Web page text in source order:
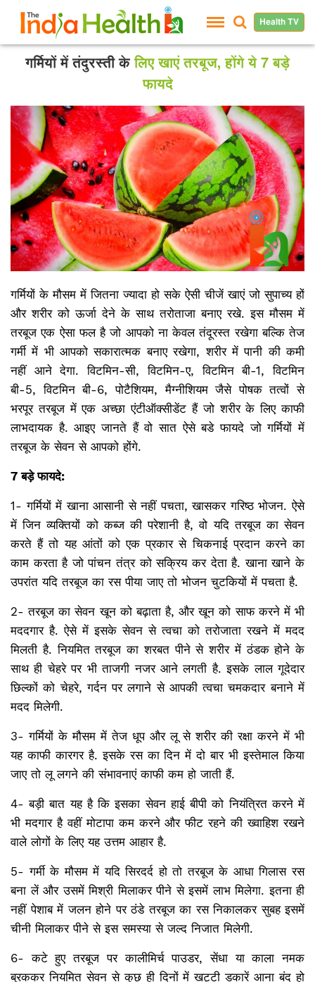
Health TV
गर्मियों में तंदुरस्ती केलिए खाएं तरबूज, होंगे ये 7 बड़े
फायदे
गर्मियों के मौसम में जितना ज्यादा हो सके ऐसी चीजें खाएं जो सुपाच्य हों
और शरीर को ऊर्जा देने के साथ तरोताजा बनाए रखे. इस मौसम में
तरबूज एक ऐसा फल है जो आपको ना केवल तंदूरस्त रखेगा बल्कि तेज
गर्मी में भी आपको सकारात्मक बनाए रखेगा, शरीर में पानी की कमी
नहीं आने देगा. विटमिन-सी, विटमिन-ए, विटमिन बी-1, विटमिन
बी-5, विटमिन बी-6, पोटैशियम, मैग्नीशियम जैसे पोषक तत्वों से
भरपूर तरबूज में एक अच्छा एंटीऑक्सीडेंट हैं जो शरीर के लिए काफी
लाभदायक है. आइए जानते हैं वो सात ऐसे बडे फायदे जो गर्मियों में
तरबूज के सेवन से आपको होंगे.
7 बड़े फायदे:
1- गर्मियों में खाना आसानी से नहीं पचता, खासकर गरिष्ठ भोजन. ऐसे
में जिन व्यक्तियों को कब्ज की परेशानी है, वो यदि तरबूज का सेवन
करते हैं तो यह आंतों को एक प्रकार से चिकनाई प्रदान करने का
काम करता है जो पांचन तंत्र को सक्रिय कर देता है. खाना खाने के
उपरांत यदि तरबूज का रस पीया जाए तो भोजन चुटकियों में पचता है.
2- तरबूज का सेवन खून को बढ़ाता है, और खून को साफ करने में भी
मददगार है. ऐसे में इसके सेवन से त्वचा को तरोजाता रखने में मदद
मिलती है. नियमित तरबूज का शरबत पीने से शरीर में ठंडक होने के
साथ ही चेहरे पर भी ताजगी नजर आने लगती है. इसके लाल गूदेदार
छिल्कों को चेहरे, गर्दन पर लगाने से आपकी त्वचा चमकदार बनाने में
मदद मिलेगी.
3- गर्मियों के मौसम में तेज धूप और लू से शरीर की रक्षा करने में भी
यह काफी कारगर है. इसके रस का दिन में दो बार भी इस्तेमाल किया
जाए तो लू लगने की संभावनाएं काफी कम हो जाती हैं.
4- बड़ी बात यह है कि इसका सेवन हाई बीपी को नियंत्रित करने में
भी मदगार है वहीं मोटापा कम करने और फीट रहने की ख्वाहिश रखने
वाले लोगों के लिए यह उत्तम आहार है.
5- गर्मी के मौसम में यदि सिरदर्द हो तो तरबूज के आधा गिलास रस
बना लें और उसमें मिश्री मिलाकर पीने से इसमें लाभ मिलेगा. इतना ही
नहीं पेशाब में जलन होने पर ठंडे तरबूज का रस निकालकर सुबह इसमें
चीनी मिलाकर पीने से इस समस्या से जल्द निजात मिलेगी.
6- कटे हुए तरबूज पर कालीमिर्च पाउडर, सेंधा या काला नमक
बुरककर नियमित सेवन से कुछ ही दिनों में खट्टी डकारें आना बंद हो